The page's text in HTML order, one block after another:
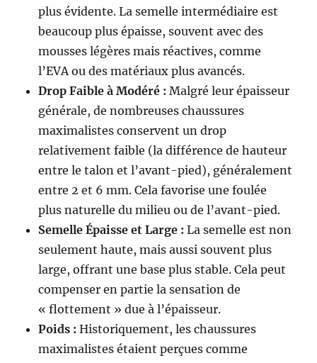
plus évidente. La semelle intermédiaire est
beaucoup plus épaisse, souvent avec des
mousses légères mais réactives, comme
l’EVA ou des matériaux plus avancés.
Drop Faible à Modéré : Malgré leur épaisseur
générale, de nombreuses chaussures
maximalistes conservent un drop
relativement faible (la différence de hauteur
entre le talon et l’avant-pied), généralement
entre 2 et 6 mm. Cela favorise une foulée
plus naturelle du milieu ou de l’avant-pied.
Semelle Épaisse et Large : La semelle est non
seulement haute, mais aussi souvent plus
large, offrant une base plus stable. Cela peut
compenser en partie la sensation de
« flottement » due à l’épaisseur.
Poids : Historiquement, les chaussures
maximalistes étaient perçues comme